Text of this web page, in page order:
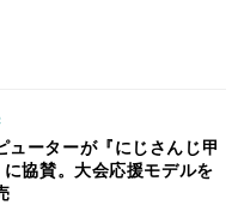
ューターが『にじさんじ甲
協賛。大会応援モデルを